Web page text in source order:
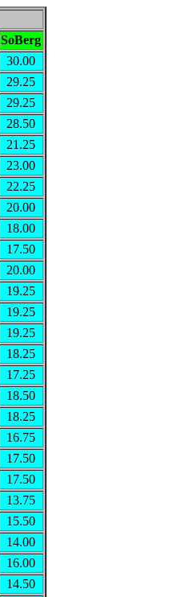
SoBerg
30.00
29.25
29.25
28.50
21.25
23.00
22.25
20.00
18.00
17.50
20.00
19.25
19.25
19.25
18.25
17.25
18.50
18.25
16.75
17.50
17.50
13.75
15.50
14.00
16.00
14.50